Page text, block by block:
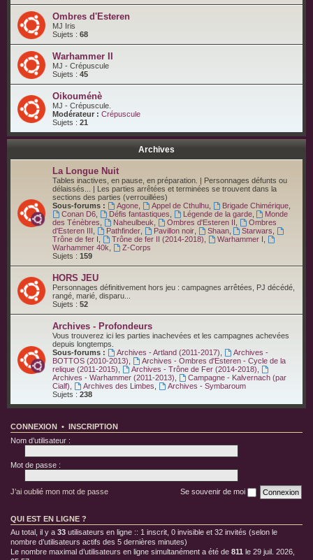
Ombres d'Esteren
MJ Iris
Sujets : 68
Warhammer II
MJ - Crépuscule
Sujets : 45
Oikouménè
MJ - Crépuscule.
Modérateur : Crépuscule
Sujets : 21
Archives
La Longue Nuit
Tables inactives, en pause, en préparation. | Personnages défunts ou
délaissés... | Les parties arrêtées et terminées se trouvent dans la
sections des parties (verrouillées)
Sous-forums :
Agone, Appel de Cthulhu, Brigade Chimérique,
Conan D6, Défis fantastiques Légende de la garde,
Monde
des Ténèbres
Naheulbeuk Ombres d'Esteren II
Ombres
d'Esteren III
Pathfinder, Pavillon noir, Shaan, Starwars
Trône de fer I
Trône de fer II (2014-2018) Warhammer I
Warhammer 40k
Z-Corps
Sujets : 159
HORS JEU
Personnages définitivement hors jeu : campagnes arrêtées, PJ décédé,
rangé, marié, disparu...
Sujets : 52
Archives - Profondeurs
Vous trouverez ici les parties inachevées et les campagnes achevées
depuis longtemps.
Sous-forums :
Archives - Artland (2011-2017)
Archives -
BOTTOS (2010-2013)
Archives - Ombres d'Esteren - Cycle de la
relique (2011-2015)
Archives - Trône de Fer (2014-2018)
Archives - Warhammer (2011-2013)
Campagne - Kalvernach (par
Cialf)
Archives des Limbes
Archives - Symbaroum
Sujets : 238
CONNEXION • INSCRIPTION
Nom d’utilisateur :
Mot de passe :
J’ai oublié mon mot de passe Se souvenir de moi
QUI EST EN LIGNE ?
Au total, il y a 33 utilisateurs en ligne :: 1 inscrit, 0 invisible et 32 invités (selon le
nombre d’utilisateurs actifs des 5 dernières minutes)
Le nombre maximal d’utilisateurs en ligne simultanément a été de 811 le 29 juil. 2026,